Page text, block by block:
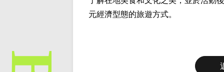
元經濟型態的旅遊方式。